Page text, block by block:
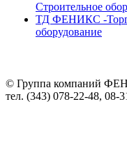
Строительное
ТД ФЕНИКС -
оборудование
© Группа компаний
тел. (343) 078-22-48, 08-